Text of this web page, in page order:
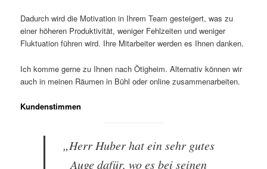
Dadurch wird die Motivation in Ihrem Team gesteigert, was zu
einer höheren Produktivität, weniger Fehlzeiten und weniger
Fluktuation führen wird. Ihre Mitarbeiter werden es Ihnen danken.
Ich komme gerne zu Ihnen nach Ötigheim. Alternativ können wir
auch in meinen Räumen in Bühl oder online zusammenarbeiten.
Kundenstimmen
„Herr Huber hat ein sehr gutes
Auge dafür, wo es bei seinen